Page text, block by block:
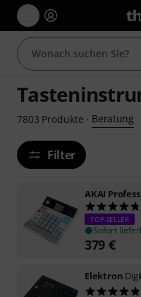
7803 Produkte · Beratung
Filter
AKAI
TOP-SELLER
Sofort
379 €
Elektron